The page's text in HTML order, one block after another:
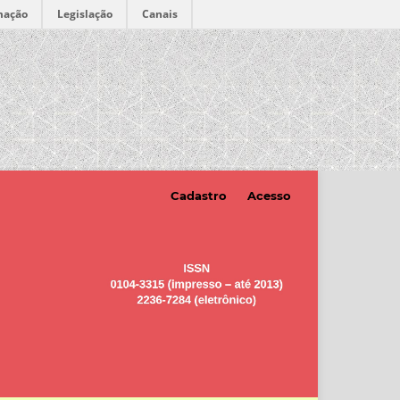
Legislação Canais
Cadastro Acesso